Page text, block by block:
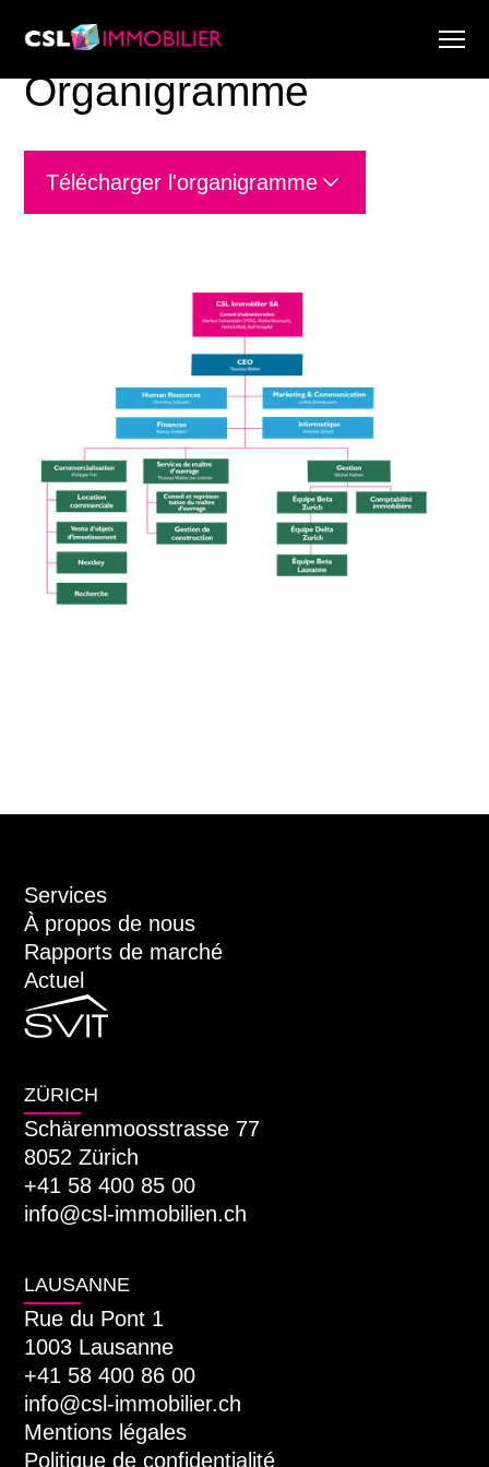
Services
À propos de nous
Recherche & Rapports de marché
Actualité
Organigramme
Télécharger l'organigramme
Services
À propos de nous
Rapports de marché
Actuel
ZÜRICH
Schärenmoosstrasse 77
8052 Zürich
+41 58 400 85 00
info@csl-immobilien.ch
LAUSANNE
Rue du Pont 1
1003 Lausanne
+41 58 400 86 00
info@csl-immobilier.ch
Mentions légales
Politique de confidentialité